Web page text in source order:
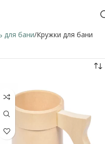
для бани Кружки для бани